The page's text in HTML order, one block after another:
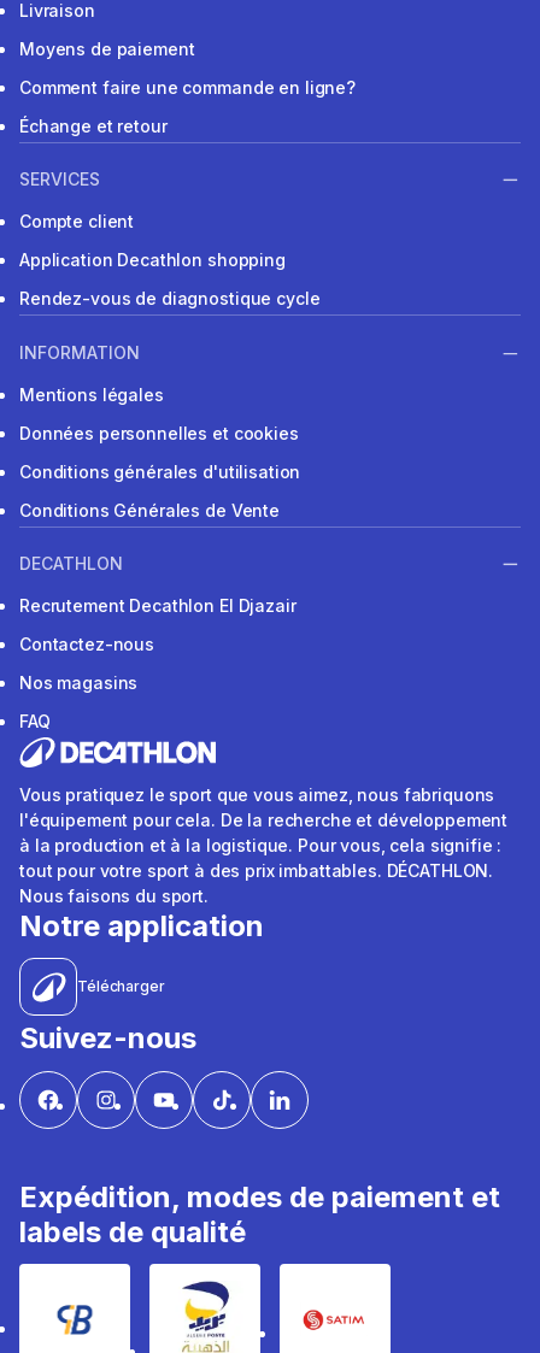
Livraison
Moyens de paiement
Comment faire une commande en ligne?
Échange et retour
SERVICES
Compte client
Application Decathlon shopping
Rendez-vous de diagnostique cycle
INFORMATION
Mentions légales
Données personnelles et cookies
Conditions générales d'utilisation
Conditions Générales de Vente
DECATHLON
Recrutement Decathlon El Djazair
Contactez-nous
Nos magasins
FAQ
Vous pratiquez le sport que vous aimez, nous fabriquons
l'équipement pour cela. De la recherche et développement
à la production et à la logistique. Pour vous, cela signifie :
tout pour votre sport à des prix imbattables. DÉCATHLON.
Nous faisons du sport.
Notre application
Télécharger
Suivez-nous
Expédition, modes de paiement et
labels de qualité